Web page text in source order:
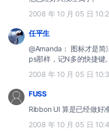
2008 年 10 月 05 日
任平生
@Amanda： 图标才是简
ps那样，记N多的快捷键
2008 年 10 月 05 日
FUSS
Ribbon UI 算是已经做好
2008 年 10 月 05 日